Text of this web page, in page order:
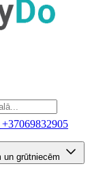
+37069832905
un grūtniecēm